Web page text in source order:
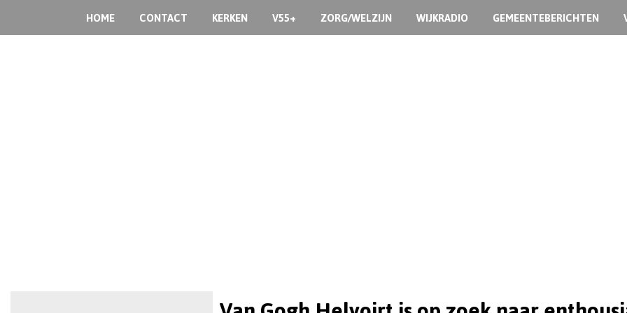
HOME CONTACT KERKEN V55+ ZORG/WELZIJN WIJKRADIO GEMEENTEBERICHTEN